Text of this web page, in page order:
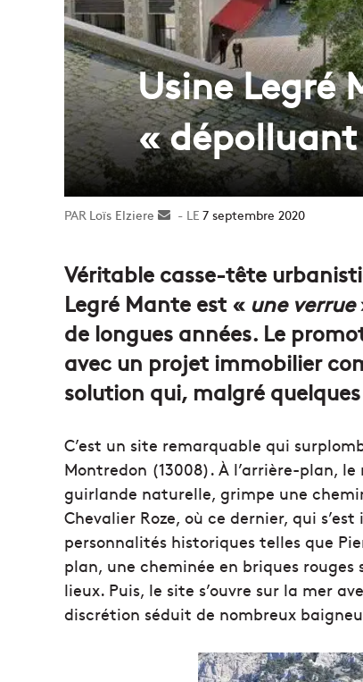
Usine Legré
« dépolluant
Loïs Elziere
Envoyer7 septembre 2020
Véritable casse-tête
Legré Mante est « une verrue
de longues années. Le
avec un projet immobilier
solution qui, malgré
C’est un site remarquable qui
Montredon (13008). À l’arrière-plan,
guirlande naturelle, grimpe une
Chevalier Roze, où ce dernier, qui
personnalités historiques telles que
plan, une cheminée en briques
lieux. Puis, le site s’ouvre sur la mer
discrétion séduit de nombreux